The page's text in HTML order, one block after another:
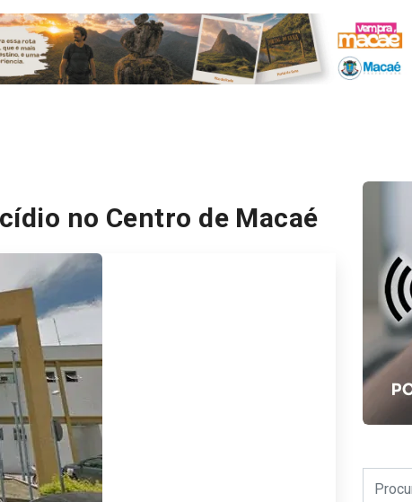
no Centro de Macaé